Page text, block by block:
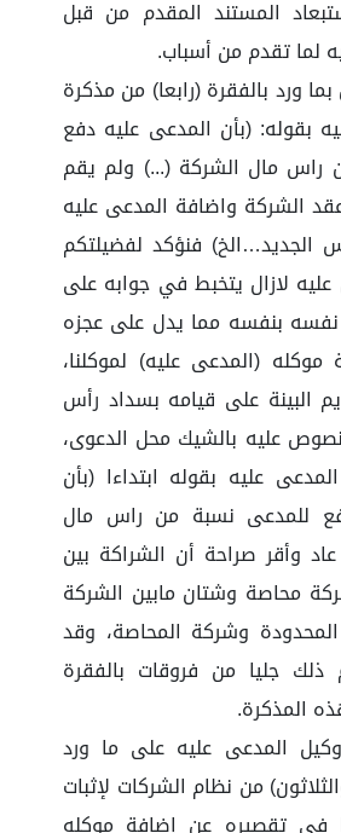
المستند المقدم من قبل
لما تقدم من أسباب.
بما ورد بالفقرة (رابعا) من مذكرة
بقوله: (بأن المدعى عليه دفع
راس مال الشركة (...) ولم يقم
الشركة واضافة المدعى عليه
فنؤكد لفضيلتكم
لازال يتخبط في جوابه على
بنفسه مما يدل على عجزه
(المدعى عليه) لموكلنا،
البينة على قيامه بسداد رأس
عليه بالشيك محل الدعوى،
عليه بقوله ابتداءا (بأن
للمدعى نسبة من راس مال
وأقر صراحة أن الشراكة بين
محاصة وشتان مابين الشركة
وشركة المحاصة، وقد
ذلك جليا من فروقات بالفقرة
المذكرة.
المدعى عليه على ما ورد
من نظام الشركات لإثبات
في تقصيره عن إضافة موكله